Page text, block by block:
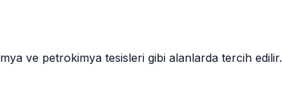
ve petrokimya tesisleri gibi alanlarda tercih edilir.